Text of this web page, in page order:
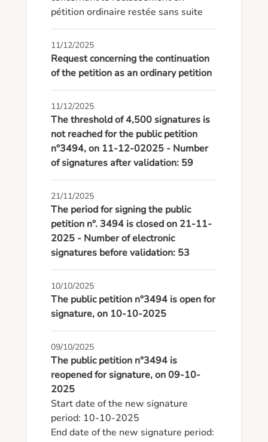
pétition ordinaire restée sans suite
11/12/2025
Request concerning the continuation
of the petition as an ordinary petition
11/12/2025
The threshold of 4,500 signatures is
not reached for the public petition
n°3494, on 11-12-02025 - Number
of signatures after validation: 59
21/11/2025
The period for signing the public
petition n°. 3494 is closed on 21-11-
2025 - Number of electronic
signatures before validation: 53
10/10/2025
The public petition n°3494 is open for
signature, on 10-10-2025
09/10/2025
The public petition n°3494 is
reopened for signature, on 09-10-
2025
Start date of the new signature
period: 10-10-2025
End date of the new signature period: